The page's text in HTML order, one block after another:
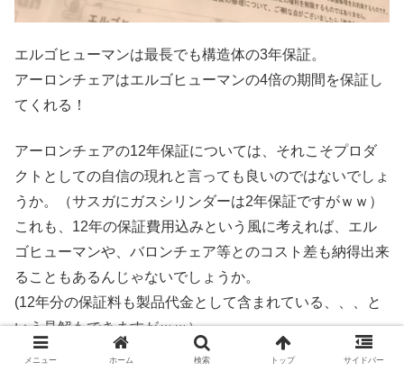
エルゴヒューマンは最長でも構造体の3年保証。
アーロンチェアはエルゴヒューマンの4倍の期間を保証し
てくれる！
アーロンチェアの12年保証については、それこそプロダ
クトとしての自信の現れと言っても良いのではないでしょ
うか。（サスガにガスシリンダーは2年保証ですがｗｗ）
これも、12年の保証費用込みという風に考えれば、エル
ゴヒューマンや、バロンチェア等とのコスト差も納得出来
ることもあるんじゃないでしょうか。
(12年分の保証料も製品代金として含まれている、、、と
いう見解もできますがｗｗ）
メニュー ホーム 検索 トップ サイドバー